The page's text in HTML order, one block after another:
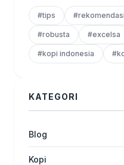
#tips #rekomendasi
#robusta #excelsa
#kopi indonesia
KATEGORI
Blog
Kopi